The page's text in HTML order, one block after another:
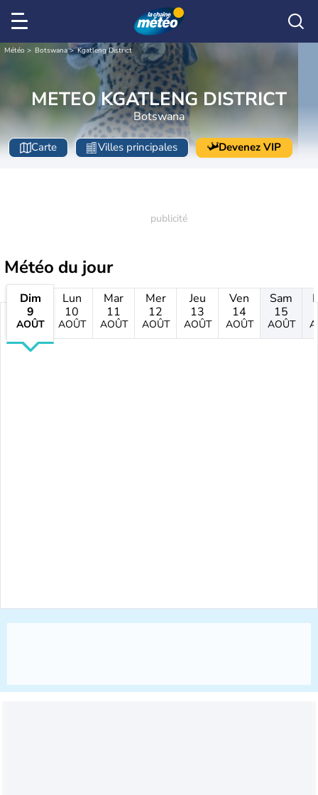
Météo Botswana Kgatleng District
METEO KGATLENG DISTRICT
Botswana
Carte Villes principales Devenez VIP
Météo du jour
Dim
9
AOÛT
Lun
10
AOÛT
Mar
11
AOÛT
Mer
12
AOÛT
Jeu
13
AOÛT
Ven
14
AOÛT
Sam
15
AOÛT